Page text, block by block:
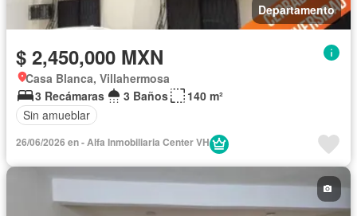
Departamento
$ 2,450,000 MXN
Casa Blanca, Villahermosa
3 Recámaras
3 Baños
140 m²
Sin amueblar
26/06/2026 en - Alfa Inmobiliaria Center VH